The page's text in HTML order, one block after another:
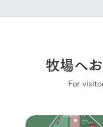
牧場へ
For